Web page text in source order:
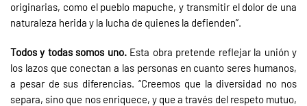
originarias, como el pueblo mapuche, y transmitir el dolor de una
naturaleza herida y la lucha de quienes la defienden”.
Todos y todas somos uno.Esta obra pretende reflejar la unión y
los lazos que conectan a las personas en cuanto seres humanos,
a pesar de sus diferencias. “Creemos que la diversidad no nos
separa, sino que nos enriquece, y que a través del respeto mutuo,